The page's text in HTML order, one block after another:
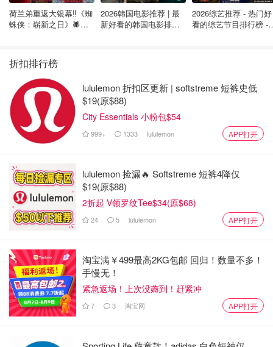
什么，因此邀请CBC在他付费期间进行观察。
上是在允许别人替他行事。
广告商告诉Chen，立即预约比较困难，但表示几个月内应
该可以。
去年，美国驻加拿大大使馆和领事馆开始听到类似Chen的
荷兰弟重返大银幕‼️《蜘
蛛侠：崭新之日》🕷️北
2026韩国电影推荐 | 最
新好看的韩国电影排行
2026综艺推荐 - 热门好
看的综艺节目排行榜 -
折扣排行榜
lululemon 折扣区更新 | softstreme 短裤史低
$19(原$88)
City Essentials 小粉包$54
999+ 1333 lululemon APP打开
lululemon 捡漏🔥 Softstreme 短裤4降仅
$19(原$88)
2折起 V领罗纹Tee$34(原$68)
24 5 lululemon APP打开
淘宝满￥499最高2KG包邮 回归！数量不多！
手慢无！
紧急返场！上次没薅到！赶紧冲
7 3 淘宝网 APP打开